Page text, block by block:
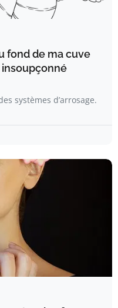
fond de ma cuve
insoupçonné
systèmes d’arrosage.